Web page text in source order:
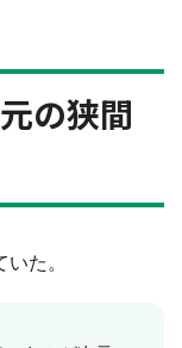
の狭間
た。